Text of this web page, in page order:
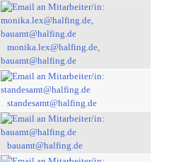
monika.lex@halfing.de,
bauamt@halfing.de
standesamt@halfing.de
bauamt@halfing.de